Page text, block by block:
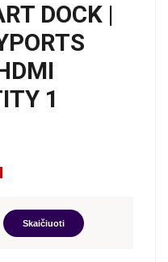
DOCK |
1
Skaičiuoti